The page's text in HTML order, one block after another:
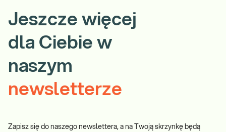
Jeszcze więcej
dla Ciebie w
naszym
newsletterze
Zapisz się do naszego newslettera, a na Twoją skrzynkę będą